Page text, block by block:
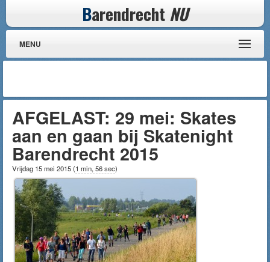
Barendrecht NU
MENU
AFGELAST: 29 mei: Skates
aan en gaan bij Skatenight
Barendrecht 2015
Vrijdag 15 mei 2015(1 min, 56 sec)